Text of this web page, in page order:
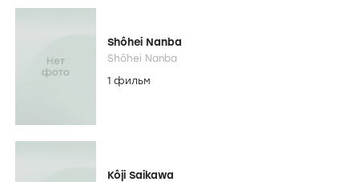
Shôhei Nanba
Shôhei Nanba
1 фильм
Kôji Saikawa